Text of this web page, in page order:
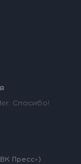
Спасибо!
Пресс»)